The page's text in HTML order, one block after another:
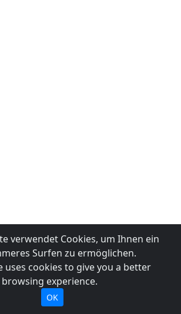
verwendet Cookies, um Ihnen ein
Surfen zu ermöglichen.
uses cookies to give you a better
browsing experience.
OK